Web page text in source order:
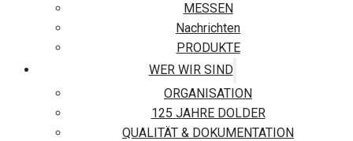
MESSEN
Nachrichten
PRODUKTE
WER WIR SIND
ORGANISATION
125 JAHRE DOLDER
QUALITÄT & DOKUMENTATION